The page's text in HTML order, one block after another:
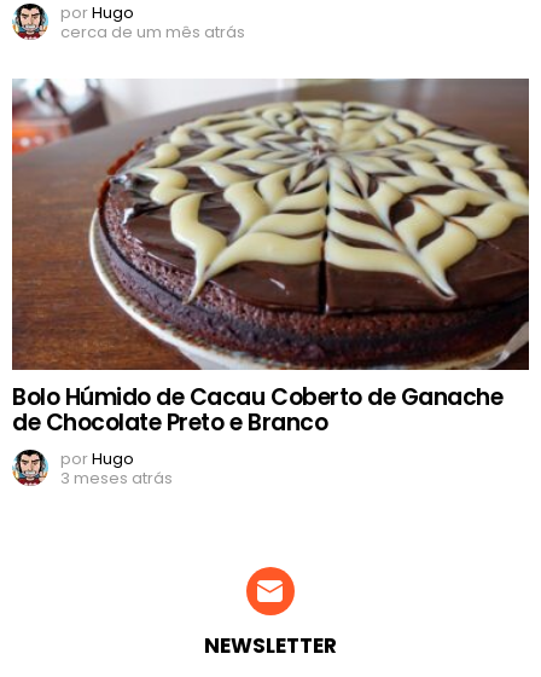
porHugo
cerca de um mês atrás
Bolo Húmido de Cacau Coberto de Ganache
de Chocolate Preto e Branco
porHugo
3 meses atrás
NEWSLETTER